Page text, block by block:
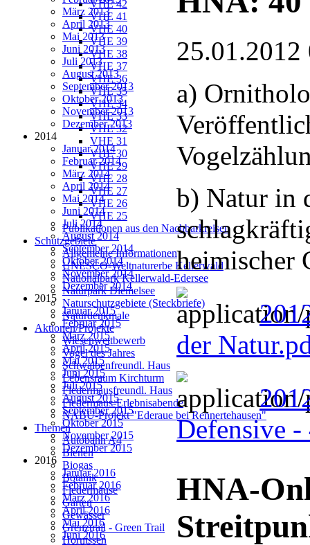
VHE 42
VHE 41
VHE 40
VHE 39
VHE 38
VHE 37
VHE 36
VHE 35
VHE 34
VHE 33
VHE 32
VHE 31
VHE 30
VHE 29
VHE 28
VHE 27
VHE 26
VHE 25
Publikationen aus den Nachbarkreisen
Schutzgebiete
Allgemeine Informationen
UNESCO-Weltnaturerbe Kellerwald
Nationalpark Kellerwald-Edersee
Naturpark Diemelsee
Naturschutzgebiete (Steckbriefe)
Naturdenkmale
Aktionen/Projekte
Wiesenwettbewerb
Vogel des Jahres
Schwalbenfreundl. Haus
Lebensraum Kirchturm
Fledermausfreundl. Haus
Fledermaus-Erlebnisabende
NABU-Projekt "Ederaue bei Rennertehausen"
Themen
Autobahn A4
Bienen
Biogas
Botanik
Fledermäuse
Garten
Gewässer
Grenztrail - Green Trail
Hornissen
März 2013
April 2013
Mai 2013
Juni 2013
Juli 2013
August 2013
September 2013
Oktober 2013
November 2013
Dezember 2013
2014
Januar 2014
Februar 2014
März 2014
April 2014
Mai 2014
Juni 2014
Juli 2014
August 2014
September 2014
Oktober 2014
November 2014
Dezember 2014
2015
Januar 2015
Februar 2015
März 2015
April 2015
Mai 2015
Juni 2015
Juli 2015
August 2015
September 2015
Oktober 2015
November 2015
Dezember 2015
2016
Januar 2016
Februar 2016
März 2016
April 2016
Mai 2016
Juni 2016
25.01.2012
a)
b) Natur in
heimischer
der
Defensive
HNA-